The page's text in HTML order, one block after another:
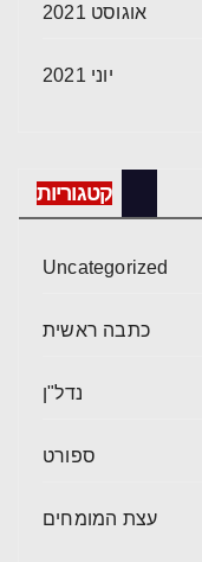
אוגוסט 2021
יוני 2021
קטגוריות
Uncategorized
כתבה ראשית
נדל"ן
ספורט
עצת המומחים